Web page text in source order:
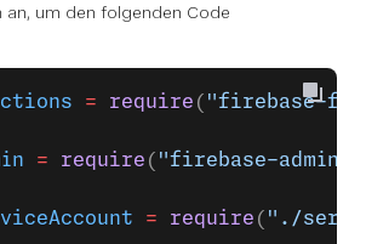
an, um den folgenden Code
= require ( "firebase-
= require ( "firebase-admin"
= require ( "./